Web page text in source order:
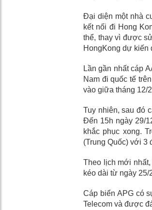
Đại diện một nhà
kết nối đi Hong
thể, thay vì được
HongKong dự kiến
Lần gần nhất cáp
Nam đi quốc tế
vào giữa tháng 12/
Tuy nhiên, sau đó
Đến 15h ngày 29/
khắc phục xong.
(Trung Quốc) với
Theo lịch mới
kéo dài từ ngày 25/
Cáp biển APG có
Telecom và được